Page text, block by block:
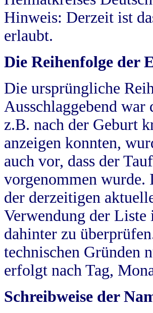
Hinweis: Derzeit ist
erlaubt.
Die Reihenfolge der
Die ursprüngliche
Ausschlaggebend
z.B. nach der Geburt
anzeigen konnten,
auch vor, dass der
vorgenommen wurde.
der derzeitigen
Verwendung der
dahinter zu
technischen Gründen
erfolgt nach Tag,
Schreibweise der